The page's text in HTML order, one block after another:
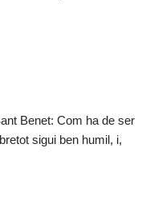
Benet: Com ha de ser
sigui ben humil, i,